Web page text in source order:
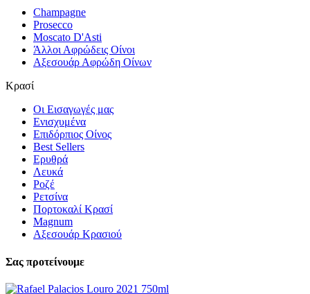
Champagne
Prosecco
Moscato D'Asti
Άλλοι Αφρώδεις Οίνοι
Αξεσουάρ Αφρώδη Οίνων
Κρασί
Οι Εισαγωγές μας
Ενισχυμένα
Επιδόρπιος Οίνος
Best Sellers
Ερυθρά
Λευκά
Ροζέ
Ρετσίνα
Πορτοκαλί Κρασί
Magnum
Αξεσουάρ Κρασιού
Σας προτείνουμε